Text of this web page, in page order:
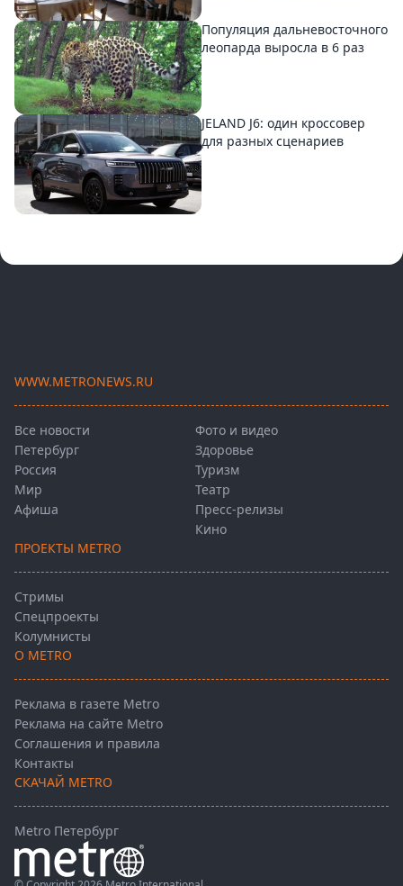
Популяция дальневосточного
леопарда выросла в 6 раз
JELAND J6: один кроссовер
для разных сценариев
WWW.METRONEWS.RU
Все новости
Петербург
Россия
Мир
Афиша
Фото и видео
Здоровье
Туризм
Театр
Пресс-релизы
Кино
ПРОЕКТЫ METRO
Стримы
Спецпроекты
Колумнисты
О METRO
Реклама в газете Metro
Реклама на сайте Metro
Соглашения и правила
Контакты
СКАЧАЙ METRO
Metro Петербург